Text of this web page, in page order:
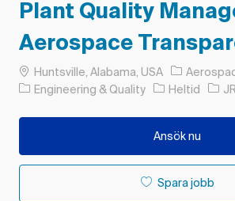
Plant Quality
Aerospace
PlatsHuntsville, Alabama, USA
Kategori
Engineering & Quality Typ av jobb
Heltid
Ansök nu
Spara jobb